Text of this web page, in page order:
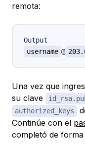
remota:
Output
username @
Una vez que
su clave
authorized_keys
Continúe con el
completó de